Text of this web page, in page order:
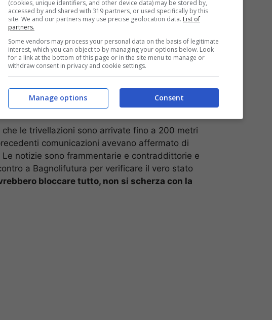
che le trivellazioni sono arrivate fino a 200 metri
comunicazioni avevano affermato di
notizie sono frammentarie e contraddittorie e
a Bagnolifutura per verificare il vero stato
bloccare tutto, non si scherza con la
(cookies, unique identifiers, and other device data) may be stored by,
accessed by and shared with 319 partners, or used specifically by this
site. We and our partners may use precise geolocation data. List of
partners.
Some vendors may process your personal data on the basis of legitimate
interest, which you can object to by managing your options below. Look
for a link at the bottom of this page or in the site menu to manage or
withdraw consent in privacy and cookie settings.
Consent
Manage options